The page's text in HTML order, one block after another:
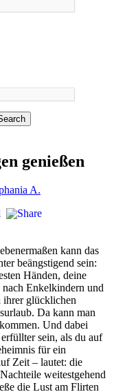
genießen
A.
kann das
beängstigend sein:
Händen, deine
Enkelkindern und
ihrer glücklichen
Da kann man
Und dabei
sein, als du auf
für ein
Zeit – lautet: die
weitestgehend
die Lust am Flirten